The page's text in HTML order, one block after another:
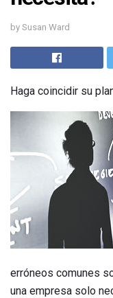
by Susan Ward
Haga coincidir su
erróneos comunes
una empresa solo